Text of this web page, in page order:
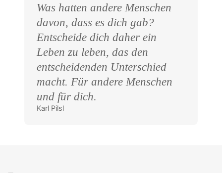
Was hatten andere Menschen
davon, dass es dich gab?
Entscheide dich daher ein
Leben zu leben, das den
entscheidenden Unterschied
macht. Für andere Menschen
und für dich.
Karl Pilsl